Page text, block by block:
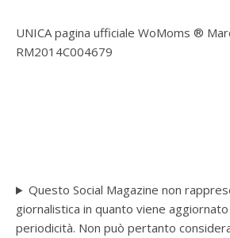
UNICA pagina ufficiale WoMoms ®
RM2014C004679
Questo Social Magazine non
giornalistica in quanto viene aggiornato
periodicità. Non può pertanto